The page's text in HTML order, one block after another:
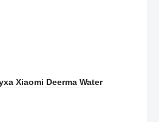
Xiaomi Deerma Water